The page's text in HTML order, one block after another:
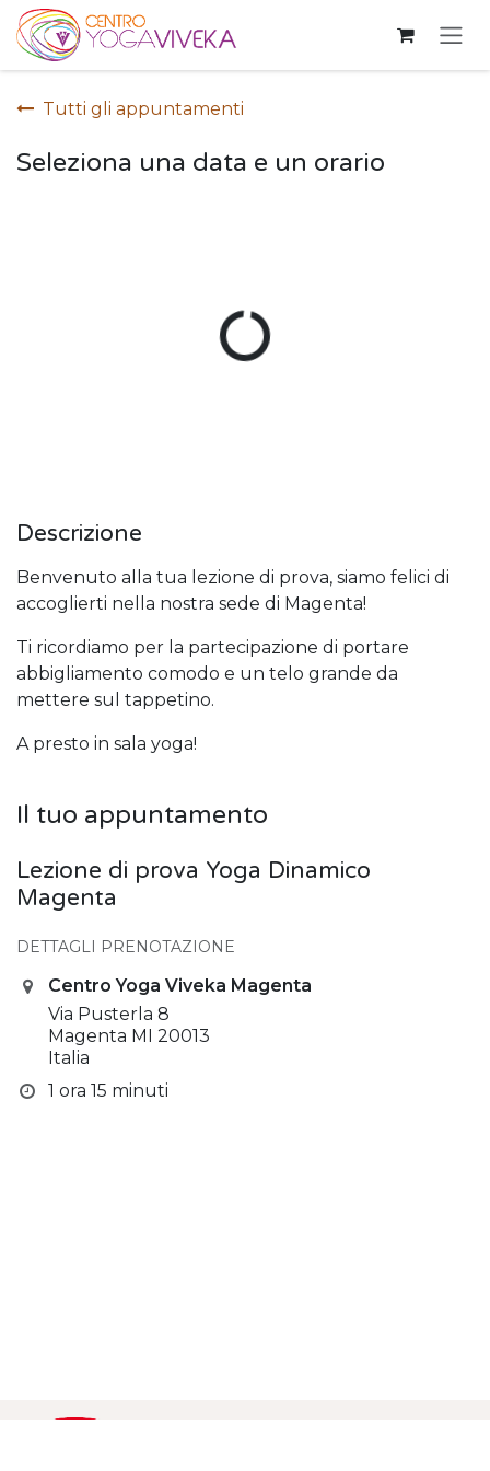
Passa al contenuto
Tutti gli appuntamenti
Seleziona una data e un orario
Descrizione
Benvenuto alla tua lezione di prova, siamo felici di
accoglierti nella nostra sede di Magenta!
Ti ricordiamo per la partecipazione di portare
abbigliamento comodo e un telo grande da
mettere sul tappetino.
A presto in sala yoga!
Il tuo appuntamento
Lezione di prova Yoga Dinamico
Magenta
DETTAGLI PRENOTAZIONE
Centro Yoga Viveka Magenta
Via Pusterla 8
Magenta MI 20013
Italia
1 ora 15 minuti